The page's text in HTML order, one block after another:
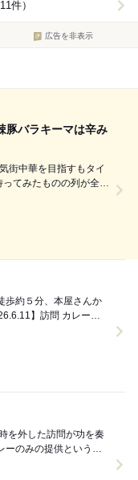
件）
広告を非表示
豚バラキーマは辛み
街中華を目指すもタイ
てみたものの列が全く
すぐに行き先を変更し